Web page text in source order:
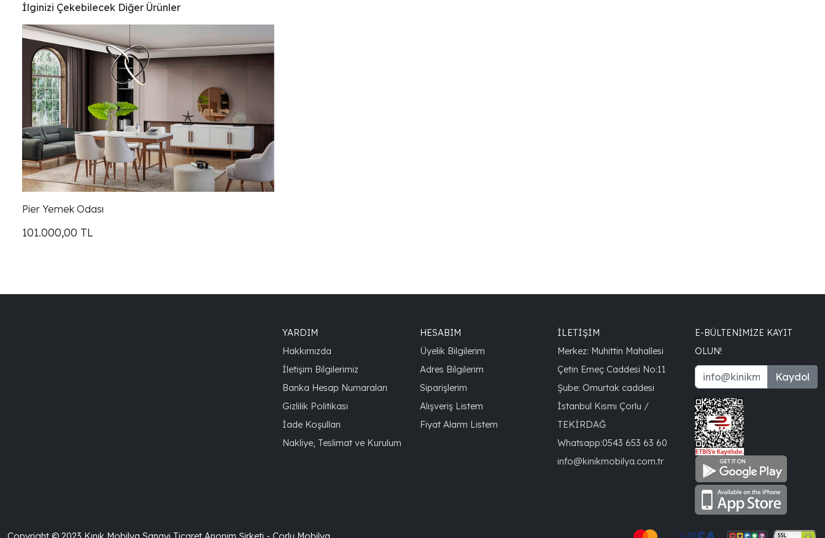
İlginizi Çekebilecek Diğer Ürünler
Pier Yemek Odası
101.000,00 TL
YARDIM
Hakkımızda
İletişim Bilgilerimiz
Banka Hesap Numaraları
Gizlilik Politikası
İade Koşulları
Nakliye, Teslimat ve Kurulum
HESABIM
Üyelik Bilgilerim
Adres Bilgilerim
Siparişlerim
Alışveriş Listem
Fiyat Alarm Listem
İLETİŞİM
Merkez: Muhittin Mahallesi
Çetin Emeç Caddesi No:11
Şube: Omurtak caddesi
İstanbul Kısmı Çorlu /
TEKİRDAĞ
Whatsapp:0543 653 63 60
info@kinikmobilya.com.tr
E-BÜLTENIMIZE KAYIT
OLUN!
Kaydol
Copyright © 2023 Kınık Mobilya Sanayi Ticaret Anonim Şirketi - Çorlu Mobilya